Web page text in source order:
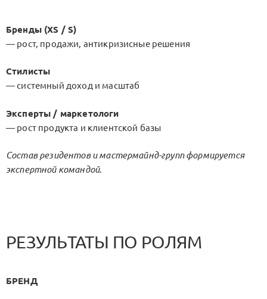
Бренды (XS / S)
— рост, продажи, антикризисные решения
Стилисты
— системный доход и масштаб
Эксперты / маркетологи
— рост продукта и клиентской базы
Состав резидентов и мастермайнд-групп формируется
экспертной командой.
РЕЗУЛЬТАТЫ ПО РОЛЯМ
БРЕНД